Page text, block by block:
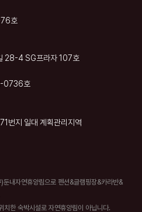
76호
28-4 SG프라자 107호
-0736호
번지 일대 계획관리지역
내자연휴양림으로 펜션&글램핑장&카라반&
치한 숙박시설로 자연휴양림이 아닙니다.